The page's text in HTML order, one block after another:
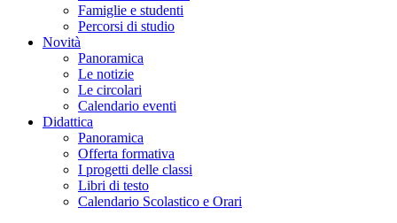
Famiglie e studenti
Percorsi di studio
Novità
Panoramica
Le notizie
Le circolari
Calendario eventi
Didattica
Panoramica
Offerta formativa
I progetti delle classi
Libri di testo
Calendario Scolastico e Orari